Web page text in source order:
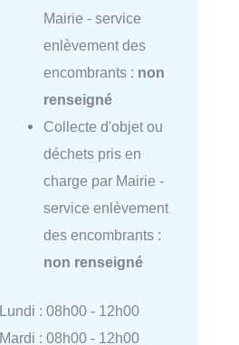
Mairie - service
enlèvement des
encombrants : non
renseigné
Collecte d'objet ou
déchets pris en
charge par Mairie -
service enlèvement
des encombrants :
non renseigné
Lundi : 08h00 - 12h00
Mardi : 08h00 - 12h00